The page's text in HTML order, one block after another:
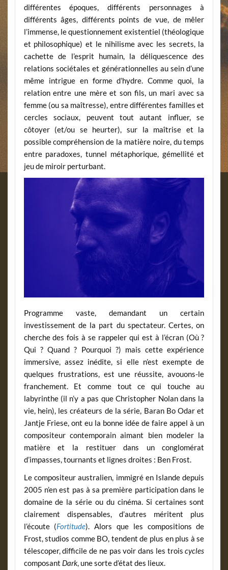
différentes époques, différents personnages à
différents âges, différents points de vue, de mêler
l’immense, le questionnement existentiel (théologique
et philosophique) et le nihilisme avec les secrets, la
cachette de l’esprit humain, la déliquescence des
relations sociétales et générationnelles au sein d’une
même intrigue en forme d’hydre. Comme quoi, la
relation entre une mère et son fils, un mari avec sa
femme (ou sa maîtresse), entre différentes familles et
cercles sociaux, peuvent tout autant influer, se
côtoyer (et/ou se heurter), sur la maîtrise et la
possible compréhension de la matière noire, du temps
entre paradoxes, tunnel métaphorique, gémellité et
jeu de miroir perturbant.
Programme vaste, demandant un certain
investissement de la part du spectateur. Certes, on
cherche des fois à se rappeler qui est à l’écran (Où ?
Qui ? Quand ? Pourquoi ?) mais cette expérience
immersive, assez inédite, si elle n’est exempte de
quelques frustrations, est une réussite, avouons-le
franchement. Et comme tout ce qui touche au
labyrinthe (il n’y a pas que Christopher Nolan dans la
vie, hein), les créateurs de la série, Baran Bo Odar et
Jantje Friese, ont eu la bonne idée de faire appel à un
compositeur contemporain aimant bien modeler la
matière et la restituer dans un conglomérat
d’impasses, tournants et lignes droites : Ben Frost.
Le compositeur australien, immigré en Islande depuis
2005 n’en est pas à sa première participation dans le
domaine de la série ou du cinéma. Si certaines sont
clairement dispensables, d’autres méritent plus
l’écoute (Fortitude). Alors que les compositions de
Frost, studios comme BO, tendent de plus en plus à se
télescoper, difficile de ne pas voir dans les troiscycles
composant Dark, une sorte d’état des lieux.